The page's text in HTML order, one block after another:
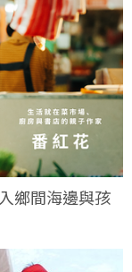
鄉間海邊與孩